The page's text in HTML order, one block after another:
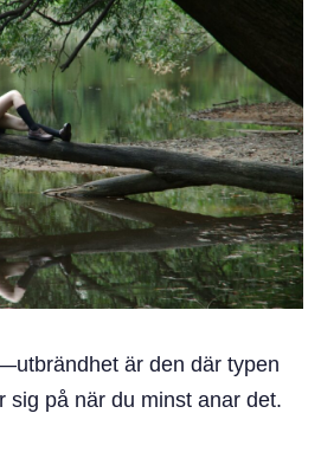
är den där typen
sig på när du minst anar det.